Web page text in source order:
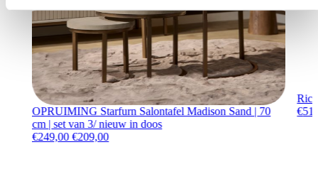
OPRUIMING Starfurn Salontafel Madison Sand | 70
cm | set van 3/ nieuw in doos
€249,00 Oorspronkelijke prijs was: €249,00.
€209,00Huidige prijs is: €209,00.
€